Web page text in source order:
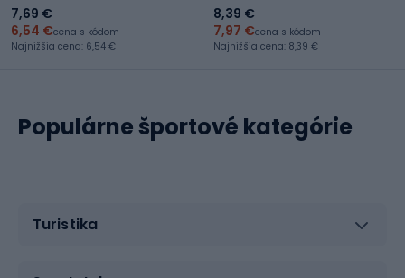
7,69 €
6,54 €cena s kódom
Najnižšia cena: 6,54 €
8,39 €
7,97 €cena s kódom
Najnižšia cena: 8,39 €
Populárne športové kategórie
Turistika